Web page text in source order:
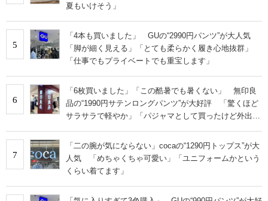
夏もいけそう」
5
「4本も買いました」 GUの“2990円パンツ”が大人気
「脚が細く見える」「とても柔らかく履き心地抜群」
「仕事でもプライベートでも重宝します」
6
「6枚買いました」「この酷暑でも暑くない」 無印良
品の“1990円サテンロングパンツ”が大好評 「驚くほど
サラサラで軽やか」「パジャマとして買ったけど外出用
7
「二の腕が気にならない」cocaの“1290円トップス”が大
人気 「めちゃくちゃ可愛い」「ユニフォームかという
くらい着てます」